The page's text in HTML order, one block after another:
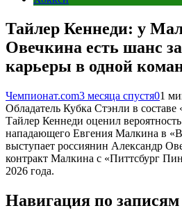
Тайлер Кеннеди: у
Овечкина есть шанс
карьеры в одной
Чемпионат.com3 месяца спустя01
Обладатель Кубка Стэнли в
Тайлер Кеннеди оценил
нападающего Евгения Малкина в
выступает россиянин Александр
контракт Малкина с «Питтсбург
2026 года.
Навигация по записям